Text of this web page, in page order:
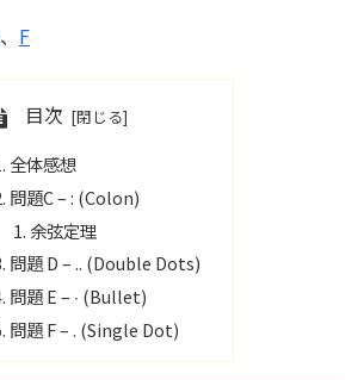
、 F
目次
全体感想
問題C – : (Colon)
余弦定理
問題 D – .. (Double Dots)
問題 E – ∙ (Bullet)
問題 F – . (Single Dot)